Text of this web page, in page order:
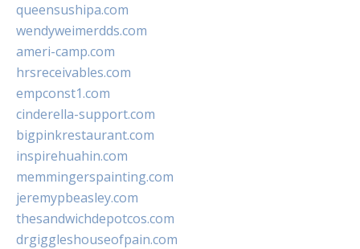
queensushipa.com
wendyweimerdds.com
ameri-camp.com
hrsreceivables.com
empconst1.com
cinderella-support.com
bigpinkrestaurant.com
inspirehuahin.com
memmingerspainting.com
jeremypbeasley.com
thesandwichdepotcos.com
drgiggleshouseofpain.com